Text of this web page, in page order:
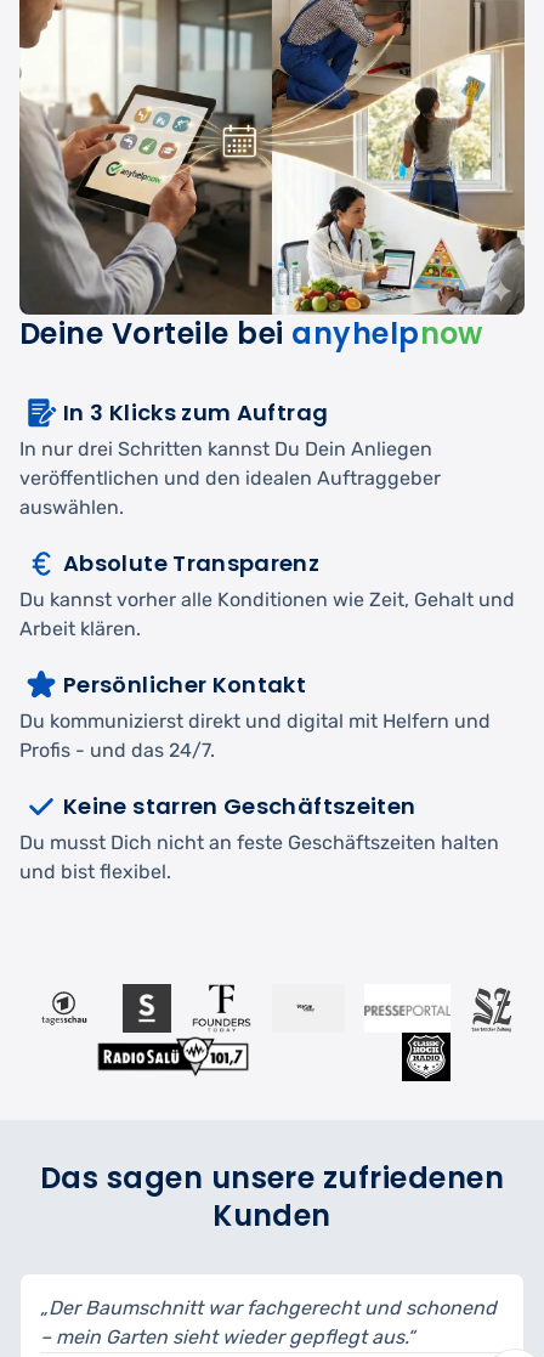
Deine Vorteile bei anyhelpnow
In 3 Klicks zum Auftrag
In nur drei Schritten kannst Du Dein Anliegen
veröffentlichen und den idealen Auftraggeber
auswählen.
Absolute Transparenz
Du kannst vorher alle Konditionen wie Zeit, Gehalt und
Arbeit klären.
Persönlicher Kontakt
Du kommunizierst direkt und digital mit Helfern und
Profis - und das 24/7.
Keine starren Geschäftszeiten
Du musst Dich nicht an feste Geschäftszeiten halten
und bist flexibel.
Das sagen unsere zufriedenen
Kunden
und schonend
aus.“
„Schnittformen wurden
bin begeistert vom Ergebnis.“